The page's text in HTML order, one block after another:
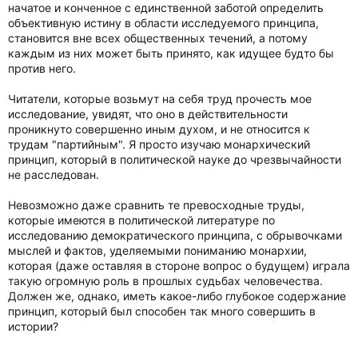
начатое и конченное с единственной заботой определить
объективную истину в области исследуемого принципа,
становится вне всех общественных течений, а потому
каждым из них может быть принято, как идущее будто бы
против него.
Читатели, которые возьмут на себя труд прочесть мое
исследование, увидят, что оно в действительности
проникнуто совершенно иным духом, и не относится к
трудам "партийным". Я просто изучаю монархический
принцип, который в политической науке до чрезвычайности
не расследован.
Невозможно даже сравнить те превосходные труды,
которые имеются в политической литературе по
исследованию демократического принципа, с обрывочками
мыслей и фактов, уделяемыми пониманию монархии,
которая (даже оставляя в стороне вопрос о будущем) играла
такую огромную роль в прошлых судьбах человечества.
Должен же, однако, иметь какое-либо глубокое содержание
принцип, который был способен так много совершить в
истории?